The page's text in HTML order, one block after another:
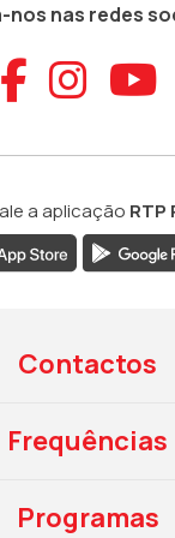
nos nas redes
Aceder
a aplicação RTP
Contactos
Frequências
Programas